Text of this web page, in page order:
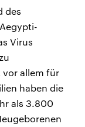
des
Virus
allem für
haben die
als 3.800